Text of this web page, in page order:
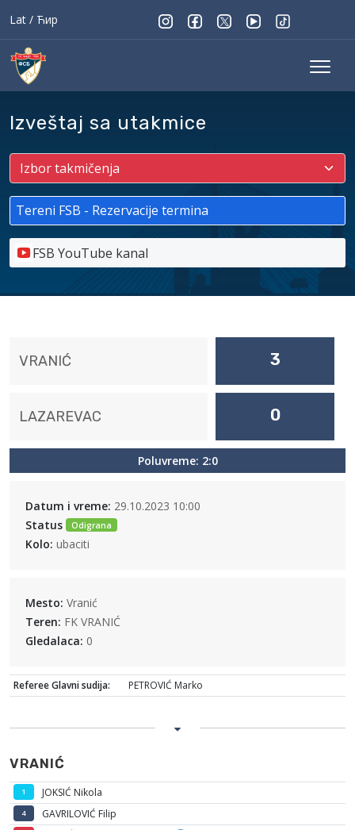
Lat / Ћир
Izveštaj sa utakmice
Tereni FSB - Rezervacije termina
FSB YouTube kanal
VRANIĆ 3
LAZAREVAC 0
Poluvreme: 2:0
Datum i vreme: 29.10.2023 10:00
Status
Odigrana
Kolo: ubaciti
Mesto: Vranić
Teren: FK VRANIĆ
Gledalaca: 0
Referee Glavni sudija: PETROVIĆ Marko
VRANIĆ
1 JOKSIĆ Nikola
4 GAVRILOVIĆ Filip